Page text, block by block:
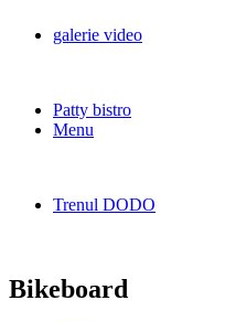
galerie video
Patty bistro
Menu
Trenul DODO
Bikeboard